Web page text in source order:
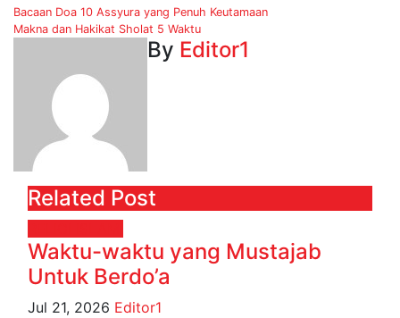
Post
navigation
Bacaan Doa 10 Assyura yang Penuh Keutamaan
Makna dan Hakikat Sholat 5 Waktu
By Editor1
Related Post
Waktu-waktu yang Mustajab
Untuk Berdo’a
Jul 21, 2026 Editor1